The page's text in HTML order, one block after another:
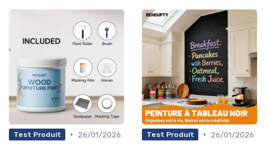
Test Produit •
26/01/2026
Test Produit •
26/01/2026